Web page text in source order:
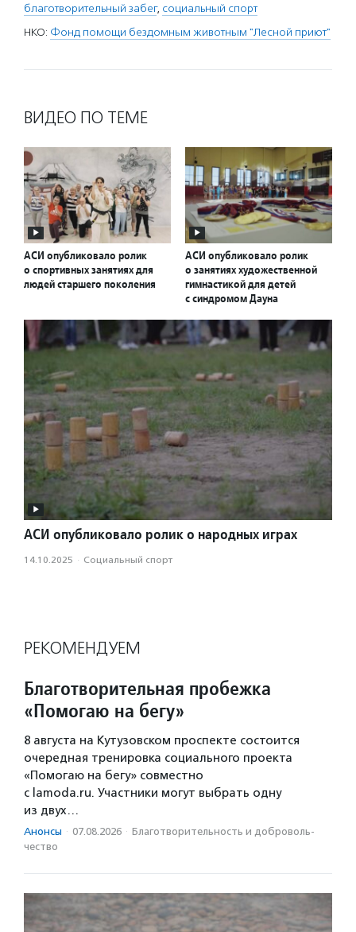
благотворительный забег, социальный спорт
НКО: Фонд помощи бездомным животным "Лесной приют"
ВИДЕО ПО ТЕМЕ
АСИ опубликовало ролик
о спортивных занятиях для
людей старшего поколения
АСИ опубликовало ролик
о занятиях художественной
гимнастикой для детей
с синдромом Дауна
АСИ опубликовало ролик о народных играх
14.10.2025 · Социальный спорт
РЕКОМЕНДУЕМ
Благотворительная пробежка
«Помогаю на бегу»
8 августа на Кутузовском проспекте состоится
очередная тренировка социального проекта
«Помогаю на бегу» совместно
с lamoda.ru. Участники могут выбрать одну
из двух…
Анонсы · 07.08.2026 · Благотвори­тель­ность и доброволь­
чест­во